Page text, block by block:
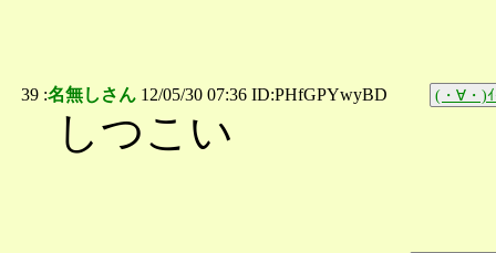
39 :名無しさん 12/05/30 07:36 ID:PHfGPYwyBD (・∀・)
しつこい